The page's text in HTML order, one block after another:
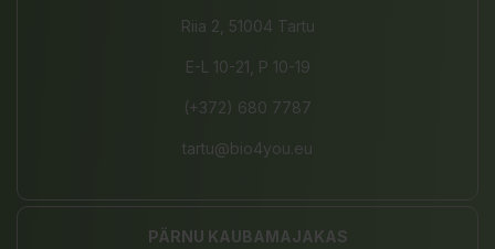
Riia 2, 51004 Tartu
E-L 10-21, P 10-19
(+372) 680 7787
tartu@bio4you.eu
PÄRNU KAUBAMAJAKAS